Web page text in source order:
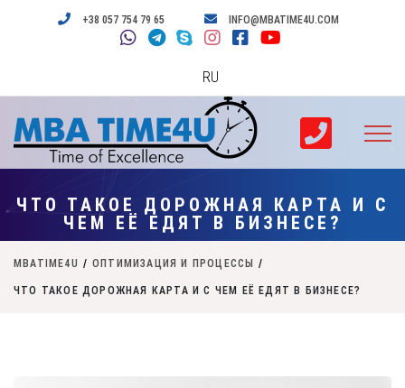
+38 057 754 79 65 INFO@MBATIME4U.COM
RU
ЧТО ТАКОЕ ДОРОЖНАЯ КАРТА И С
ЧЕМ ЕЁ ЕДЯТ В БИЗНЕСЕ?
MBATIME4U / ОПТИМИЗАЦИЯ И ПРОЦЕССЫ /
ЧТО ТАКОЕ ДОРОЖНАЯ КАРТА И С ЧЕМ ЕЁ ЕДЯТ В БИЗНЕСЕ?